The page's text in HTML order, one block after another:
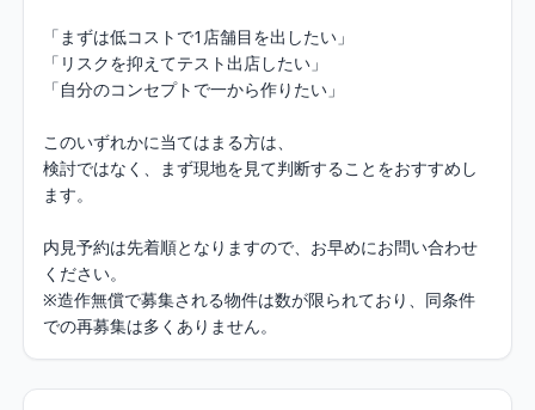
「まずは低コストで1店舗目を出したい」
「リスクを抑えてテスト出店したい」
「自分のコンセプトで一から作りたい」
このいずれかに当てはまる方は、
検討ではなく、まず現地を見て判断することをおすすめし
ます。
内見予約は先着順となりますので、お早めにお問い合わせ
ください。
※造作無償で募集される物件は数が限られており、同条件
での再募集は多くありません。